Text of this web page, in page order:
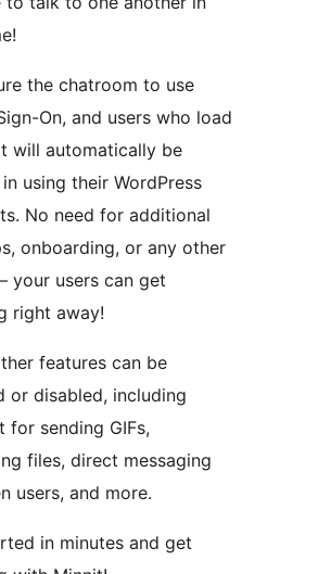
the chatroom to use
On, and users who load
will automatically be
using their WordPress
No need for additional
onboarding, or any other
your users can get
right away!
features can be
or disabled, including
for sending GIFs,
files, direct messaging
users, and more.
in minutes and get